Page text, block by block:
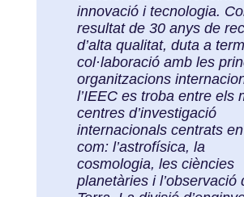
innovació i tecnologia.
resultat de 30 anys de
d’alta qualitat, duta a
col·laboració amb les
organitzacions
l’IEEC es troba entre els
centres d’investigació
internacionals centrats
com: l’astrofísica, la
cosmologia, les ciències
planetàries i l’observació